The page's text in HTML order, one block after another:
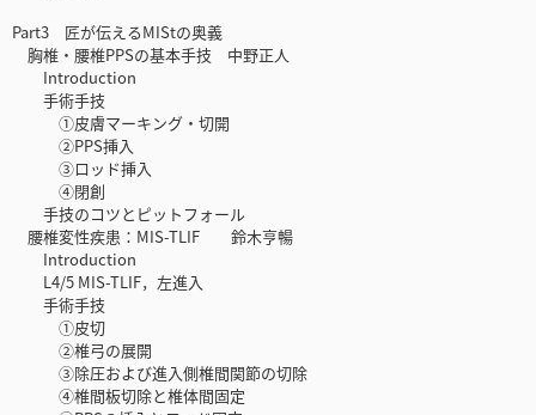
Part3 匠が伝えるMIStの奥義
胸椎・腰椎PPSの基本手技 中野正人
Introduction
手術手技
①皮膚マーキング・切開
②PPS挿入
③ロッド挿入
④閉創
手技のコツとピットフォール
腰椎変性疾患：MIS-TLIF 鈴木亨暢
Introduction
L4/5 MIS-TLIF，左進入
手術手技
①皮切
②椎弓の展開
③除圧および進入側椎間関節の切除
④椎間板切除と椎体間固定